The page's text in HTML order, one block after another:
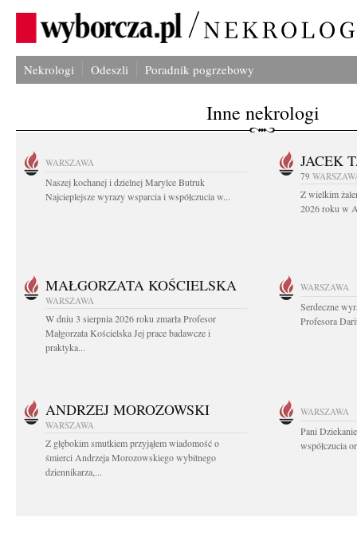
Nekrologi Odeszli Poradnik pogrzebowy
Inne nekrologi
WARSZAWA
Naszej kochanej i dzielnej Marylce Butruk
Najcieplejsze wyrazy wsparcia i współczucia w...
JACEK
79
Z wielkim
2026 roku w
MAŁGORZATA KOŚCIELSKA
WARSZAWA
W dniu 3 sierpnia 2026 roku zmarła Profesor
Małgorzata Kościelska Jej prace badawcze i
praktyka...
WARSZAWA
Serdeczne
Profesora
ANDRZEJ MOROZOWSKI
WARSZAWA
Z głębokim smutkiem przyjąłem wiadomość o
śmierci Andrzeja Morozowskiego wybitnego
dziennikarza,...
WARSZAWA
Pani
współczucia